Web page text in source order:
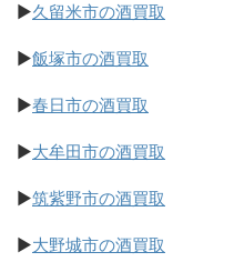
▶久留米市の酒買取
▶飯塚市の酒買取
▶春日市の酒買取
▶大牟田市の酒買取
▶筑紫野市の酒買取
▶大野城市の酒買取